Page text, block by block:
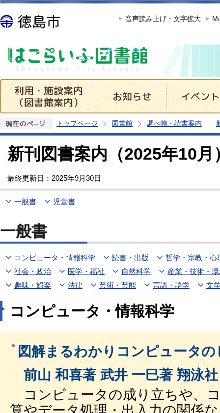
この
音声読み上げ・文字拡大
トップページ 図書館 調べ物・読書案内
新刊図書案内（2025年10月
最終更新日：2025年9月30日
一般書 児童書
一般書
コンピュータ・情報科学 読書・出版
哲学・宗教・心
社会・政治
医学・福祉 自然科学
産業・技術・
趣味・娯楽
法律 芸術・芸能 言語・語学 文
コンピュータ・情報科学
図解まるわかりコンピュータの
前山 和喜著 武井 一巳著 翔泳社
コンピュータの成り立ちや、